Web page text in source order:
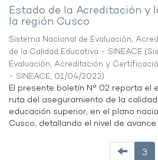
Estado de la Acreditación y
la región Cusco
Sistema Nacional de Evaluación,
de la Calidad Educativa - SINEACE (
Evaluación, Acreditación y
- SINEACE, 01/04/2022)
El presente boletín N° 02 reporta el
ruta del aseguramiento de la
educación superior, en el plano
Cusco, detallando el nivel de
3